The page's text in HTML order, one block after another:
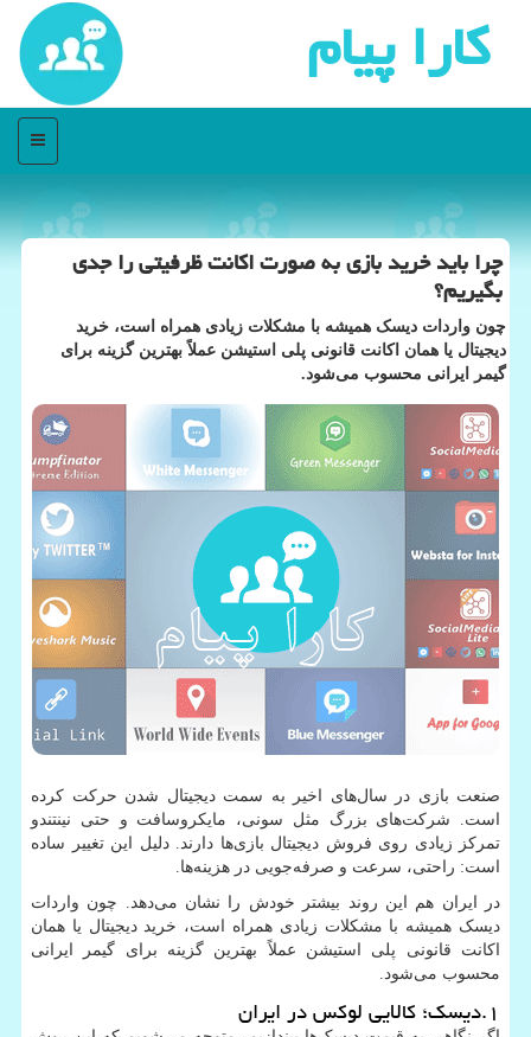
كارا پیام
منو
چرا باید خرید بازی به صورت اکانت ظرفیتی را جدی
بگیریم؟
چون واردات دیسک همیشه با مشکلات زیادی همراه است، خرید
دیجیتال یا همان اکانت قانونی پلی استیشن عملاً بهترین گزینه برای
گیمر ایرانی محسوب می‌شود.
صنعت بازی در سال‌های اخیر به سمت دیجیتال شدن حرکت کرده
است. شرکت‌های بزرگ مثل سونی، مایکروسافت و حتی نینتندو
تمرکز زیادی روی فروش دیجیتال بازی‌ها دارند. دلیل این تغییر ساده
است: راحتی، سرعت و صرفه‌جویی در هزینه‌ها.
در ایران هم این روند بیشتر خودش را نشان می‌دهد. چون واردات
دیسک همیشه با مشکلات زیادی همراه است، خرید دیجیتال یا همان
اکانت قانونی پلی استیشن عملاً بهترین گزینه برای گیمر ایرانی
محسوب می‌شود.
۱.دیسک؛ کالایی لوکس در ایران